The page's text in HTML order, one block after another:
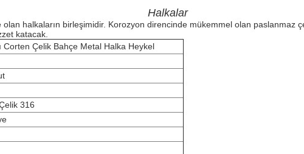
Halkalar
olan halkaların birleşimidir. Korozyon direncinde mükemmel olan paslanmaz
katacak.
Corten Çelik Bahçe Metal Halka Heykel
316